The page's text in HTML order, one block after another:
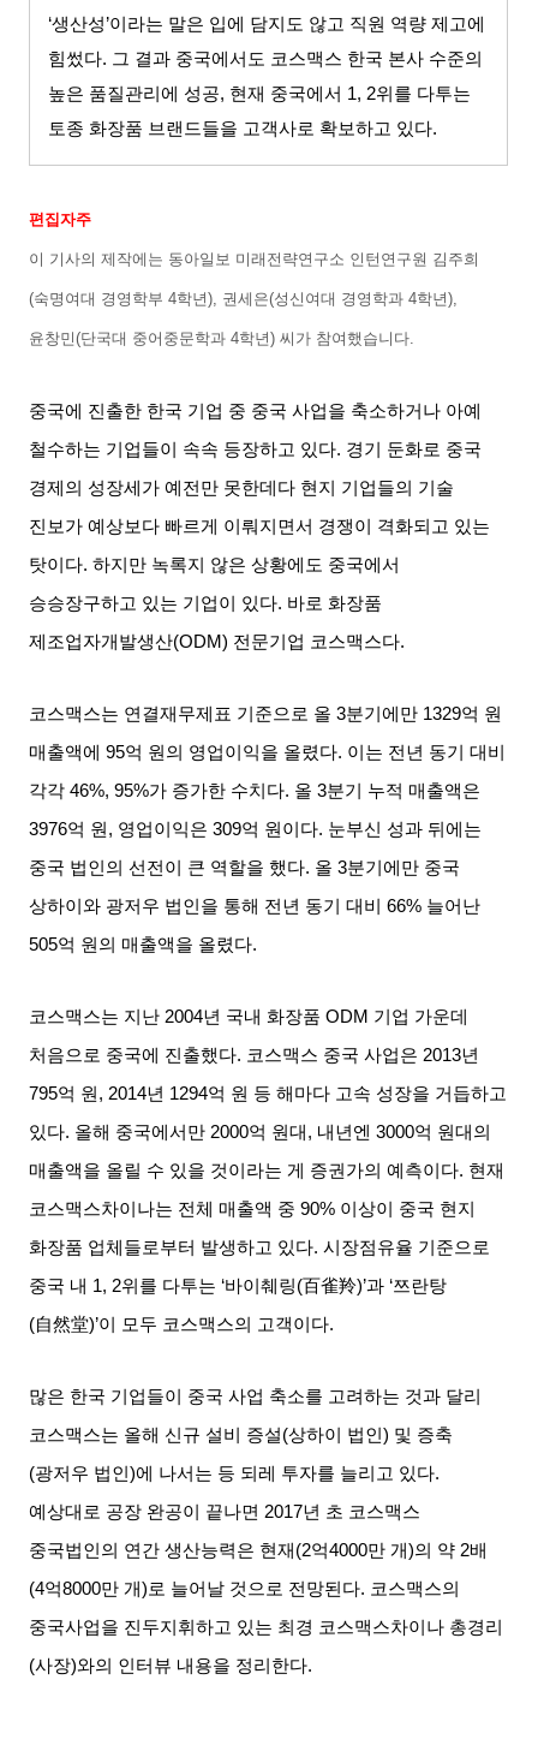
‘생산성’이라는 말은 입에 담지도 않고 직원 역량 제고에
힘썼다. 그 결과 중국에서도 코스맥스 한국 본사 수준의
높은 품질관리에 성공, 현재 중국에서 1, 2위를 다투는
토종 화장품 브랜드들을 고객사로 확보하고 있다.
편집자주
이 기사의 제작에는 동아일보 미래전략연구소 인턴연구원 김주희
(숙명여대 경영학부 4학년), 권세은(성신여대 경영학과 4학년),
윤창민(단국대 중어중문학과 4학년)씨가 참여했습니다
중국에 진출한 한국 기업 중 중국 사업을 축소하거나 아예
철수하는 기업들이 속속 등장하고 있다. 경기 둔화로 중국
경제의 성장세가 예전만 못한데다 현지 기업들의 기술
진보가 예상보다 빠르게 이뤄지면서 경쟁이 격화되고 있는
탓이다.하지만 녹록지 않은 상황에도 중국에서
승승장구하고 있는 기업이 있다. 바로 화장품
제조업자개발생산(ODM) 전문기업 코스맥스다.
코스맥스는 연결재무제표 기준으로 올 3분기에만 1329억 원
매출액에 95억 원의 영업이익을 올렸다. 이는 전년 동기 대비
각각 46%, 95%가 증가한 수치다. 올 3분기 누적 매출액은
3976억 원 , 영업이익은 309억 원이다. 눈부신 성과 뒤에는
중국 법인의 선전이 큰 역할을 했다. 올 3분기에만 중국
상하이와 광저우 법인을 통해 전년 동기 대비
66% 늘어난
505억 원의 매출액을 올렸다.
코스맥스는 지난 2004년 국내 화장품 ODM 기업 가운데
처음으로 중국에 진출했다. 코스맥스 중국 사업은 2013년
795억 원 , 2014년 1294억 원 등 해마다 고속 성장을 거듭하고
있다. 올해 중국에서만 2000억 원대 , 내년엔 3000억 원대의
매출액을 올릴 수 있을 것이라는 게 증권가의 예측이다. 현재
코스맥스차이나는 전체 매출액 중 90% 이상이 중국 현지
화장품 업체들로부터 발생하고 있다.시장점유율 기준으로
중국 내 1, 2위를 다투는 ‘바이췌링(百雀羚)’과 ‘쯔란탕
(自然堂)’이 모두 코스맥스의 고객이다.
많은 한국 기업들이 중국 사업 축소를 고려하는 것과 달리
코스맥스는 올해 신규 설비 증설(상하이 법인) 및 증축
(광저우 법인)에 나서는 등 되레 투자를 늘리고 있다.
예상대로 공장 완공이 끝나면 2017년 초 코스맥스
중국법인의 연간 생산능력은 현재 (2억4000만 개)의 약 2배
(4억8000만 개)로 늘어날 것으로 전망된다. 코스맥스의
중국사업을 진두지휘하고 있는 최경 코스맥스차이나 총경리
(사장)와의 인터뷰 내용을 정리한다.